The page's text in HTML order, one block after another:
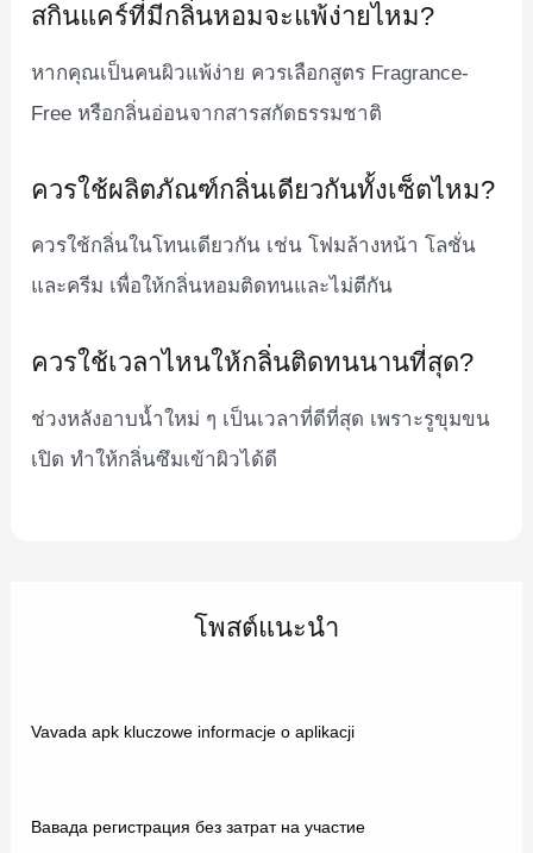
สกินแคร์ที่มีกลิ่นหอมจะแพ้ง่ายไหม?
หากคุณเป็นคนผิวแพ้ง่าย ควรเลือกสูตร Fragrance-
Free หรือกลิ่นอ่อนจากสารสกัดธรรมชาติ
ควรใช้ผลิตภัณฑ์กลิ่นเดียวกันทั้งเซ็ตไหม?
ควรใช้กลิ่นในโทนเดียวกัน เช่น โฟมล้างหน้า โลชั่น
และครีม เพื่อให้กลิ่นหอมติดทนและไม่ตีกัน
ควรใช้เวลาไหนให้กลิ่นติดทนนานที่สุด?
ช่วงหลังอาบน้ำใหม่ ๆ เป็นเวลาที่ดีที่สุด เพราะรูขุมขน
เปิด ทำให้กลิ่นซึมเข้าผิวได้ดี
โพสต์แนะนำ
Vavada apk kluczowe informacje o aplikacji
Вавада регистрация без затрат на участие